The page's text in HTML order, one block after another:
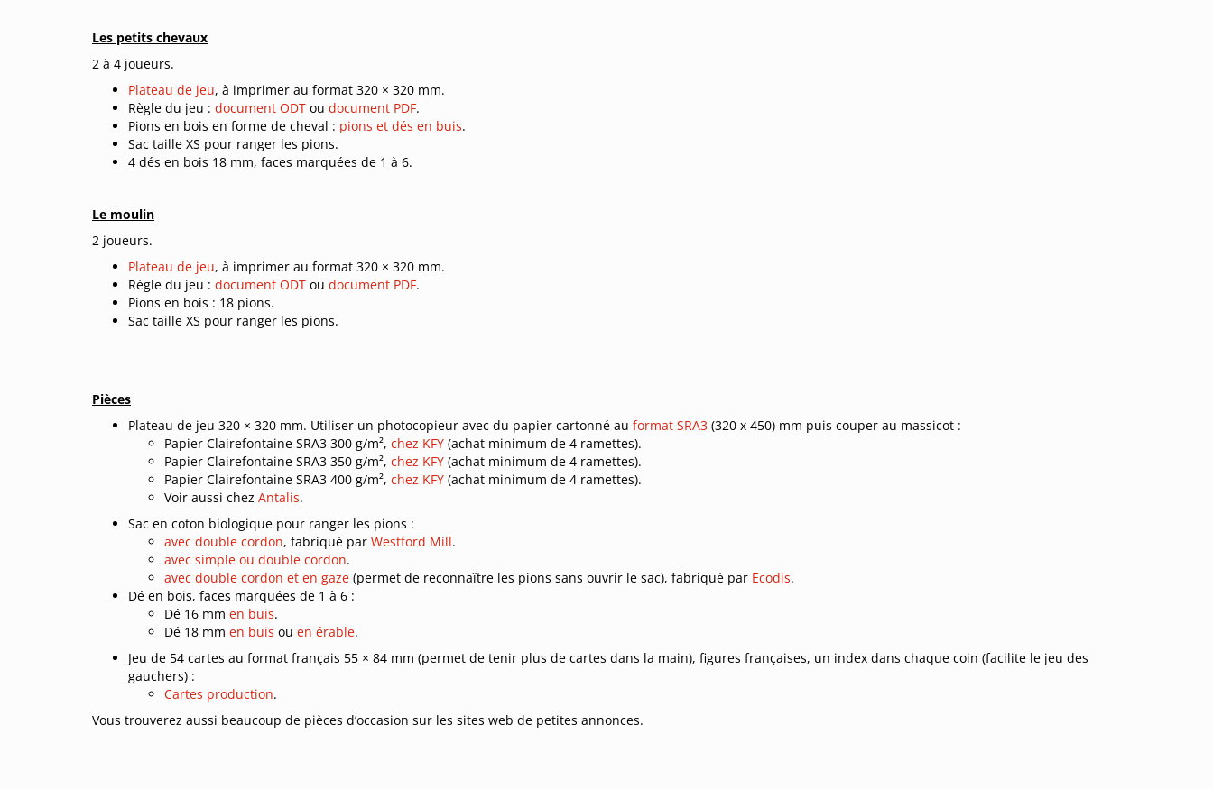
Les petits chevaux
2 à 4 joueurs.
Plateau de jeu, à imprimer au format 320 × 320 mm.
Règle du jeu : document ODT ou document PDF.
Pions en bois en forme de cheval : pions et dés en buis.
Sac taille XS pour ranger les pions.
4 dés en bois 18 mm, faces marquées de 1 à 6.
Le moulin
2 joueurs.
Plateau de jeu, à imprimer au format 320 × 320 mm.
Règle du jeu : document ODT ou document PDF.
Pions en bois : 18 pions.
Sac taille XS pour ranger les pions.
Pièces
Plateau de jeu 320 × 320 mm. Utiliser un photocopieur avec du papier cartonné au format SRA3 (320 x 450) mm puis couper au massicot :
Papier Clairefontaine SRA3 300 g/m², chez KFY (achat minimum de 4 ramettes).
Papier Clairefontaine SRA3 350 g/m², chez KFY (achat minimum de 4 ramettes).
Papier Clairefontaine SRA3 400 g/m², chez KFY (achat minimum de 4 ramettes).
Voir aussi chez Antalis.
Sac en coton biologique pour ranger les pions :
avec double cordon, fabriqué par Westford Mill.
avec simple ou double cordon.
avec double cordon et en gaze (permet de reconnaître les pions sans ouvrir le sac), fabriqué par Ecodis.
Dé en bois, faces marquées de 1 à 6 :
Dé 16 mm en buis.
Dé 18 mm en buis ou en érable.
Jeu de 54 cartes au format français 55 × 84 mm (permet de tenir plus de cartes dans la main), figures françaises, un index dans chaque coin (facilite le jeu des
gauchers) :
Cartes production.
Vous trouverez aussi beaucoup de pièces d’occasion sur les sites web de petites annonces.